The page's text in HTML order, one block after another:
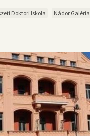
Doktori Iskola Nádor Galéria